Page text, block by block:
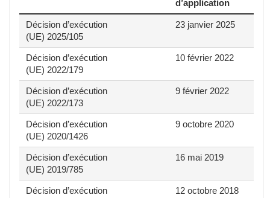
d’application
Décision d’exécution
(UE) 2025/105
23 janvier 2025
Décision d’exécution
(UE) 2022/179
10 février 2022
Décision d’exécution
(UE) 2022/173
9 février 2022
Décision d’exécution
(UE) 2020/1426
9 octobre 2020
Décision d’exécution
(UE) 2019/785
16 mai 2019
Décision d’exécution
12 octobre 2018